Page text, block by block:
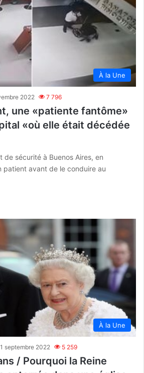
À la Une
2022 7 796
une «patiente fantôme»
«où elle était décédée
de sécurité à Buenos Aires, en
patient avant de le conduire au
À la Une
septembre 2022 5 259
/ Pourquoi la Reine